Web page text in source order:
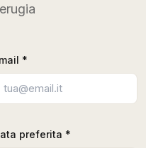
*
preferita *